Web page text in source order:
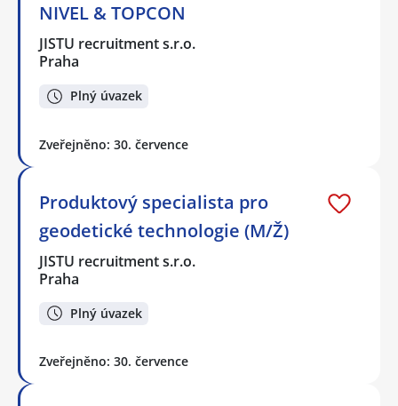
NIVEL & TOPCON
JISTU recruitment s.r.o.
Praha
Plný úvazek
Zveřejněno: 30. července
Produktový specialista pro
geodetické technologie (M/Ž)
JISTU recruitment s.r.o.
Praha
Plný úvazek
Zveřejněno: 30. července